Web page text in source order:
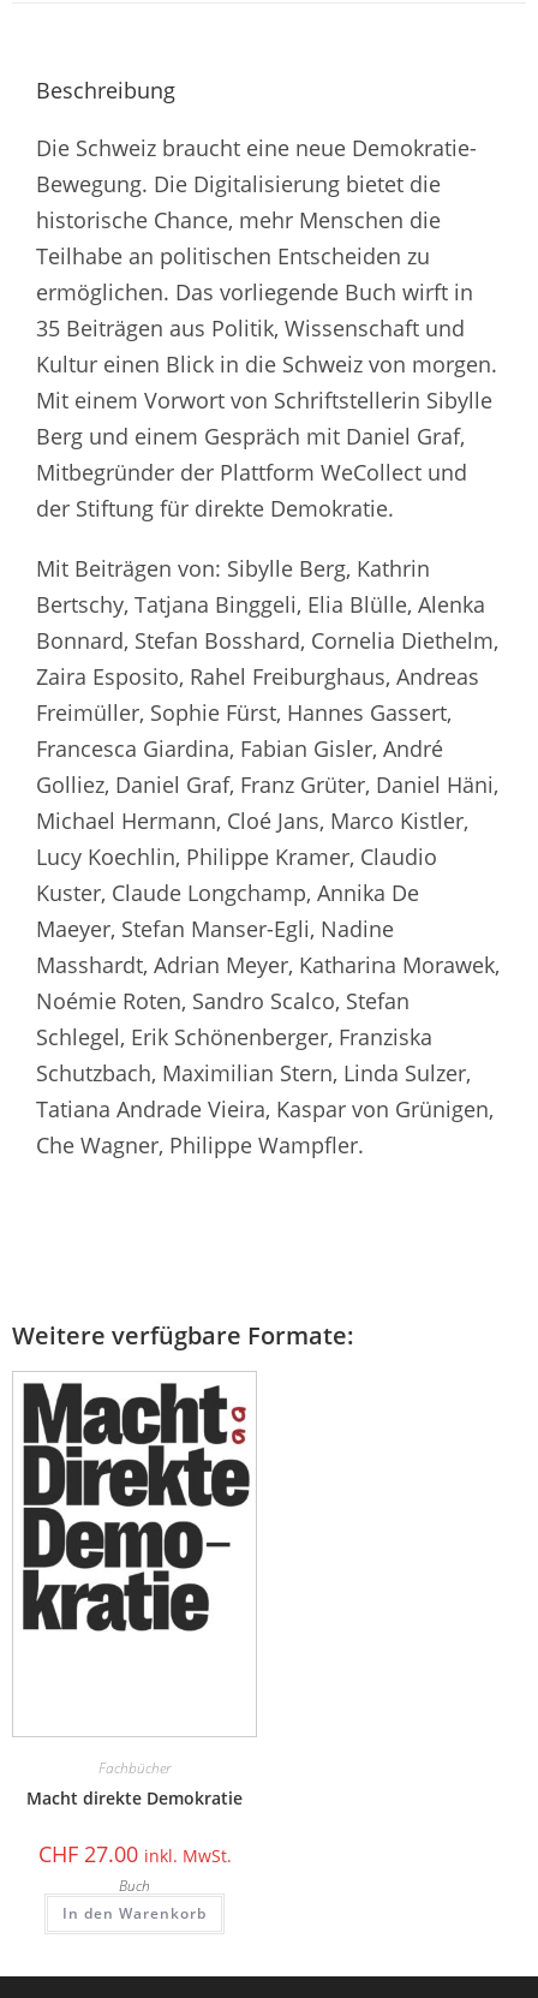
Beschreibung
Die Schweiz braucht eine neue Demokratie-
Bewegung. Die Digitalisierung bietet die
historische Chance, mehr Menschen die
Teilhabe an politischen Entscheiden zu
ermöglichen. Das vorliegende Buch wirft in
35 Beiträgen aus Politik, Wissenschaft und
Kultur einen Blick in die Schweiz von morgen.
Mit einem Vorwort von Schriftstellerin Sibylle
Berg und einem Gespräch mit Daniel Graf,
Mitbegründer der Plattform WeCollect und
der Stiftung für direkte Demokratie.
Mit Beiträgen von: Sibylle Berg, Kathrin
Bertschy, Tatjana Binggeli, Elia Blülle, Alenka
Bonnard, Stefan Bosshard, Cornelia Diethelm,
Zaira Esposito, Rahel Freiburghaus, Andreas
Freimüller, Sophie Fürst, Hannes Gassert,
Francesca Giardina, Fabian Gisler, André
Golliez, Daniel Graf, Franz Grüter, Daniel Häni,
Michael Hermann, Cloé Jans, Marco Kistler,
Lucy Koechlin, Philippe Kramer, Claudio
Kuster, Claude Longchamp, Annika De
Maeyer, Stefan Manser-Egli, Nadine
Masshardt, Adrian Meyer, Katharina Morawek,
Noémie Roten, Sandro Scalco, Stefan
Schlegel, Erik Schönenberger, Franziska
Schutzbach, Maximilian Stern, Linda Sulzer,
Tatiana Andrade Vieira, Kaspar von Grünigen,
Che Wagner, Philippe Wampfler.
Weitere verfügbare Formate:
Fachbücher
Macht direkte Demokratie
CHF27.00 inkl. MwSt.
Buch
In den Warenkorb